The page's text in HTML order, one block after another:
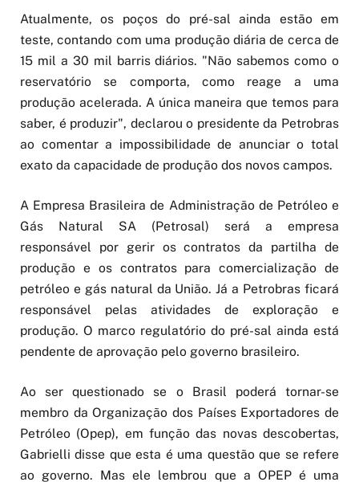
Atualmente, os poços do pré-sal ainda estão em
teste, contando com uma produção diária de cerca de
15 mil a 30 mil barris diários. "Não sabemos como o
reservatório se comporta, como reage a uma
produção acelerada. A única maneira que temos para
saber, é produzir", declarou o presidente da Petrobras
ao comentar a impossibilidade de anunciar o total
exato da capacidade de produção dos novos campos.
A Empresa Brasileira de Administração de Petróleo e
Gás Natural SA (Petrosal) será a empresa
responsável por gerir os contratos da partilha de
produção e os contratos para comercialização de
petróleo e gás natural da União. Já a Petrobras ficará
responsável pelas atividades de exploração e
produção. O marco regulatório do pré-sal ainda está
pendente de aprovação pelo governo brasileiro.
Ao ser questionado se o Brasil poderá tornar-se
membro da Organização dos Países Exportadores de
Petróleo (Opep), em função das novas descobertas,
Gabrielli disse que esta é uma questão que se refere
ao governo. Mas ele lembrou que a OPEP é uma